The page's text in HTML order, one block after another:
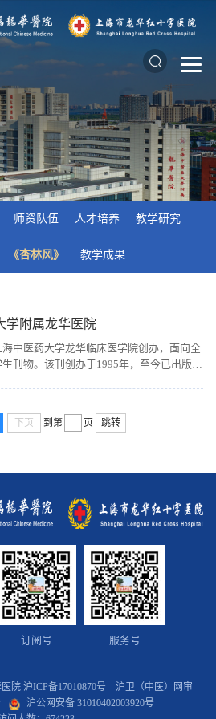
师资队伍 人才培养 教学研究
《杏林风》 教学成果
学附属龙华医院
海中医药大学龙华临床医学院创办，面向全
刊物。该刊创办于1995年，至今已出版30
，内容涉及和涵盖学生校园生活的方方面
点点滴滴。十余载的风雨历程，她见证了很
下页 到第 页 跳转
订阅号 服务号
院 沪ICP备17010870号 沪卫（中医）网审
沪公网安备 31010402003920号